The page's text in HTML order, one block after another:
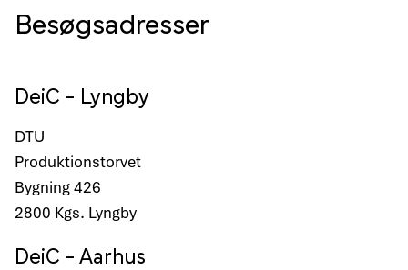
Besøgsadresser
DeiC - Lyngby
DTU
Produktionstorvet
Bygning 426
2800 Kgs. Lyngby
DeiC - Aarhus